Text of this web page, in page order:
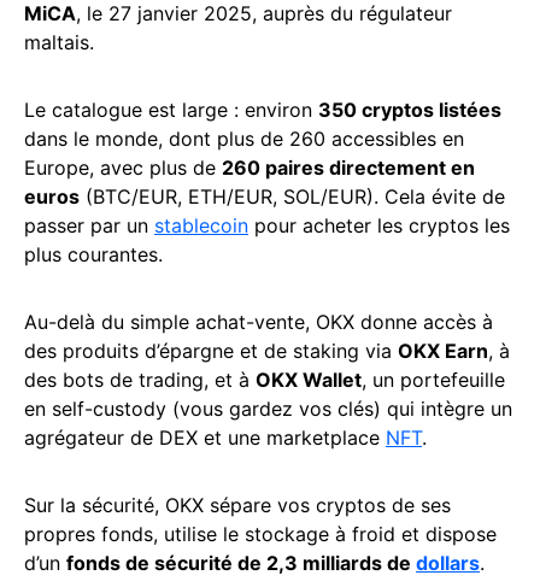
MiCA, le 27 janvier 2025, auprès du régulateur
maltais.
Le catalogue est large : environ 350 cryptos listées
dans le monde, dont plus de 260 accessibles en
Europe, avec plus de 260 paires directement en
euros (BTC/EUR, ETH/EUR, SOL/EUR). Cela évite de
passer par un stablecoin pour acheter les cryptos les
plus courantes.
Au-delà du simple achat-vente, OKX donne accès à
des produits d’épargne et de staking via OKX Earn, à
des bots de trading, et à OKX Wallet, un portefeuille
en self-custody (vous gardez vos clés) qui intègre un
agrégateur de DEX et une marketplace NFT.
Sur la sécurité, OKX sépare vos cryptos de ses
propres fonds, utilise le stockage à froid et dispose
d’un fonds de sécurité de 2,3 milliards de dollars.